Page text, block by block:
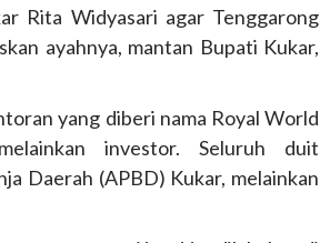
Rita Widyasari agar Tenggarong
ayahnya, mantan Bupati Kukar,
yang diberi nama Royal World
investor. Seluruh duit
Daerah (APBD) Kukar, melainkan